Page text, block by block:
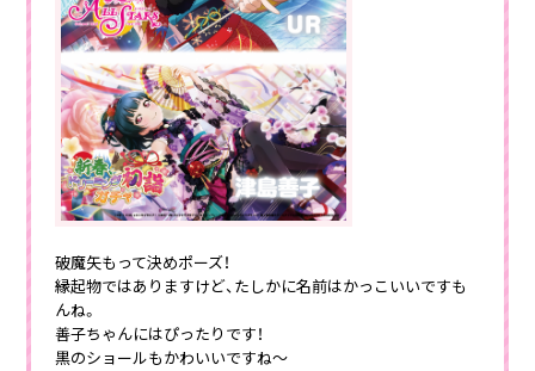
破魔矢もって決めポーズ！
縁起物ではありますけど、たしかに名前はかっこいいですも
んね。
善子ちゃんにはぴったりです！
黒のショールもかわいいですね～